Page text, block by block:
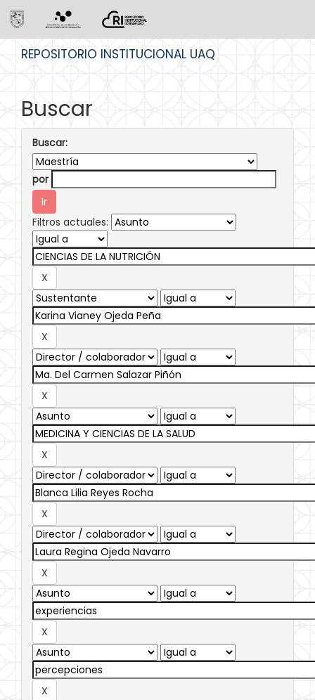
REPOSITORIO INSTITUCIONAL UAQ
Buscar
Buscar:
por
Filtros actuales: